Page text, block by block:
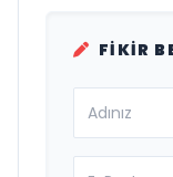
FIKIR